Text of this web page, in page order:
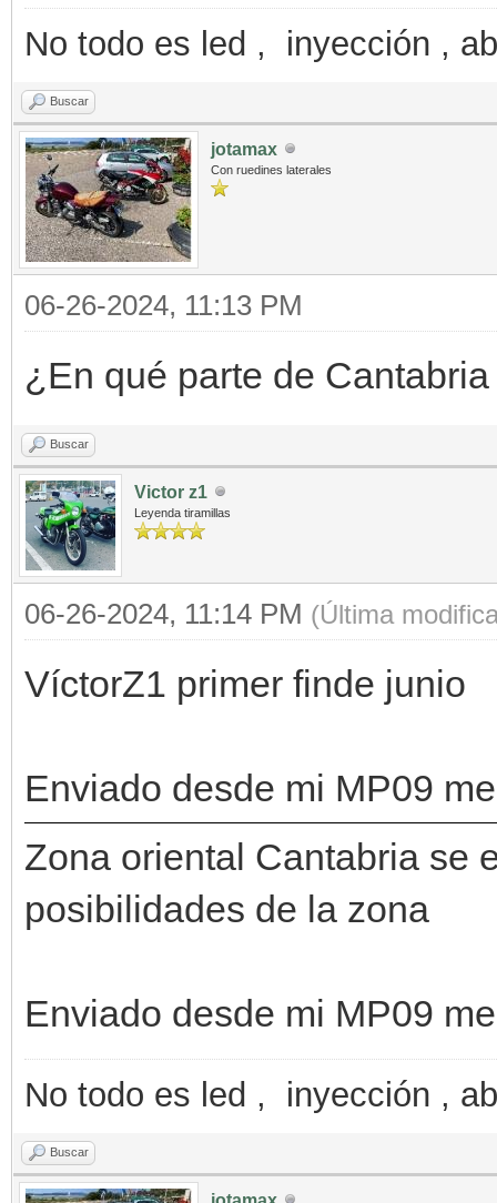
No todo es led , inyección ,
Buscar
jotamax
Con ruedines laterales
06-26-2024, 11:13 PM
¿En qué parte de
Buscar
Victor z1
Leyenda tiramillas
06-26-2024, 11:14 PM (Última
VíctorZ1 primer finde junio
Enviado desde mi MP09
Zona oriental Cantabria se
posibilidades de la zona
Enviado desde mi MP09
No todo es led , inyección ,
Buscar